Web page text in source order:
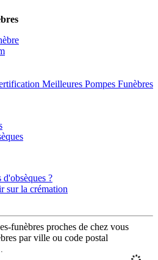
Meilleures Pompes Funèbres
?
sur la crémation
funèbres proches de chez vous
par ville ou code postal